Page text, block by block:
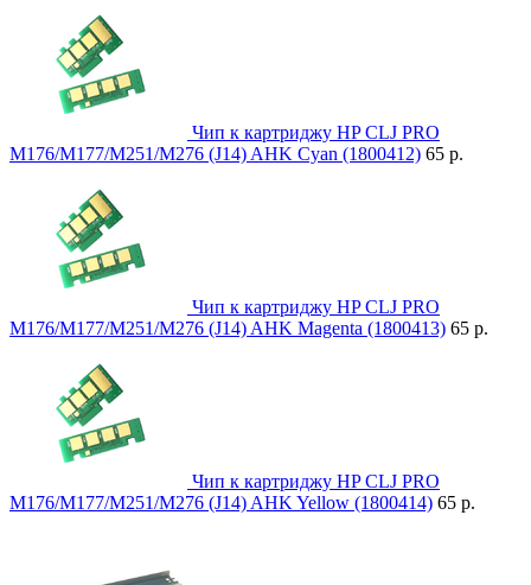
Чип к картриджу HP CLJ PRO
M176/M177/M251/M276 (J14) AHK Cyan (1800412) 65 р.
Чип к картриджу HP CLJ PRO
M176/M177/M251/M276 (J14) AHK Magenta (1800413) 65 р.
Чип к картриджу HP CLJ PRO
M176/M177/M251/M276 (J14) AHK Yellow (1800414) 65 р.